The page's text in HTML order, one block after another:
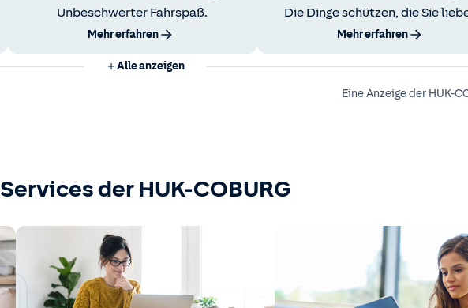
Unbeschwerter Fahrspaß.
Mehr erfahren
Die Dinge schützen, die Sie
Mehr erfahren
Alle anzeigen
Eine Anzeige der HUK-
Services der HUK-COBURG